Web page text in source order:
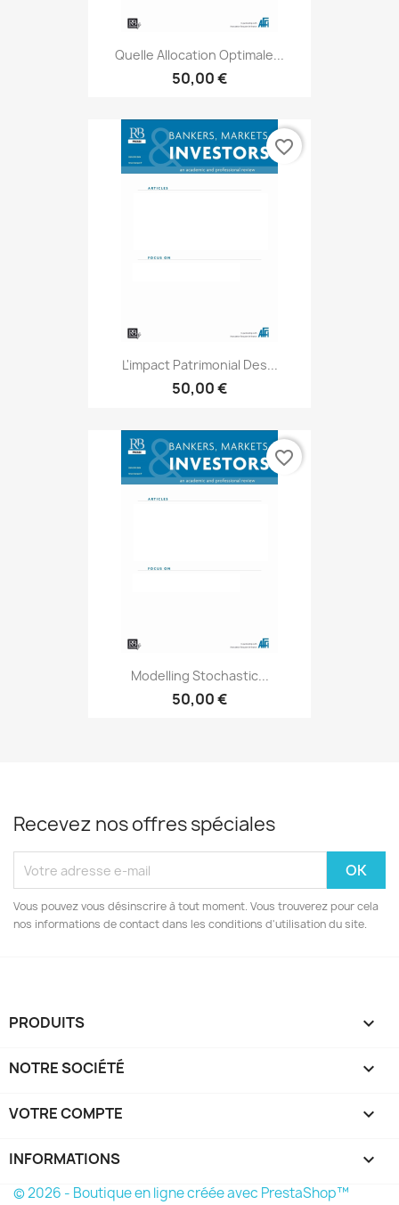
Quelle Allocation Optimale...
50,00 €
L'impact Patrimonial Des...
50,00 €
favorite_border
Modelling Stochastic...
50,00 €
favorite_border
Recevez nos offres spéciales
Vous pouvez vous désinscrire à tout moment. Vous trouverez pour cela
nos informations de contact dans les conditions d'utilisation du site.
PRODUITS 
NOTRE SOCIÉTÉ 
VOTRE COMPTE 
INFORMATIONS keyboard_arrow_down
© 2026 - Boutique en ligne créée avec PrestaShop™